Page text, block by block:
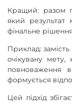
Кращий: разом
який
фінальне
Приклад:
очікувану
повноваження
формується
Цей підхід